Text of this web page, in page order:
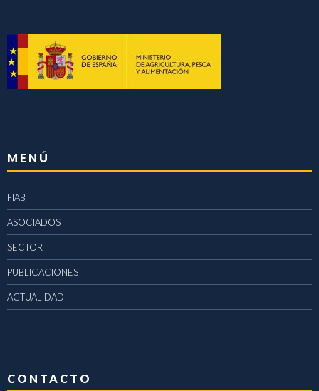
MENÚ
FIAB
ASOCIADOS
SECTOR
PUBLICACIONES
ACTUALIDAD
CONTACTO